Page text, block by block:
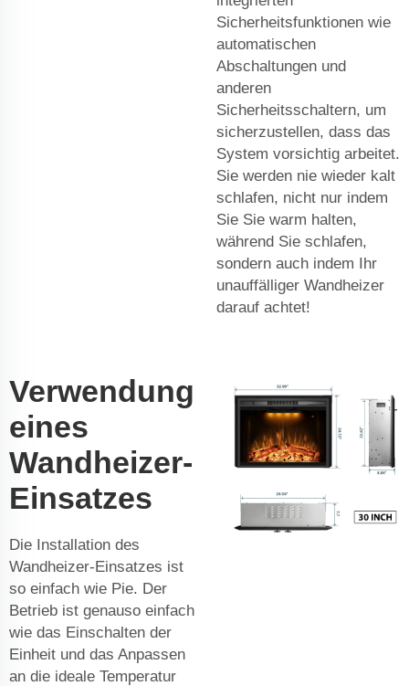
Sicherheitsfunktionen wie
automatischen
Abschaltungen und
anderen
Sicherheitsschaltern, um
sicherzustellen, dass das
System vorsichtig arbeitet.
Sie werden nie wieder kalt
schlafen, nicht nur indem
Sie Sie warm halten,
während Sie schlafen,
sondern auch indem Ihr
unauffälliger Wandheizer
darauf achtet!
Verwendung
eines
Wandheizer-
Einsatzes
Die Installation des
Wandheizer-Einsatzes ist
so einfach wie Pie. Der
Betrieb ist genauso einfach
wie das Einschalten der
Einheit und das Anpassen
an die ideale Temperatur